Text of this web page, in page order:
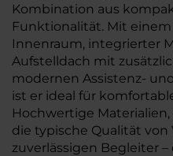
Kombination aus
Funktionalität. Mit
Innenraum, integrierter
Aufstelldach mit
modernen Assistenz-
ist er ideal für
Hochwertige
die typische Qualität
zuverlässigen Begleiter